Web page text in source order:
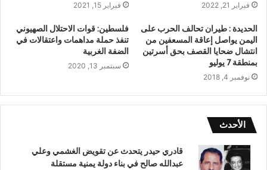
فبراير 21, 2022 فبراير 15, 2021
الحديدة : طيران تحالف الحرب على
اليمن يواصل إعاقة المسعفين من
انتشال ضحايا القصف بحق أسرتين
بمنطقة 7 يوليو
نوفمبر 4, 2018
فلسطين: قوات الاحتلال الصهيوني
تنفذ حملة مداهمات واعتقالات في
الضفة الغربية
سبتمبر 13, 2020
الأحدث
قادري حيدر يتحدث عن تقويض الغشمي وعلي
عبدالله صالح في بناء دولة يمنية مستقلة